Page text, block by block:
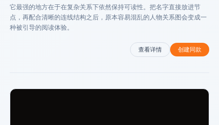
它最强的地方在于在复杂关系下依然保持可读性。把名字直接放进节
点，再配合清晰的连线结构之后，原本容易混乱的人物关系图会变成一
种被引导的阅读体验。
查看详情 创建同款